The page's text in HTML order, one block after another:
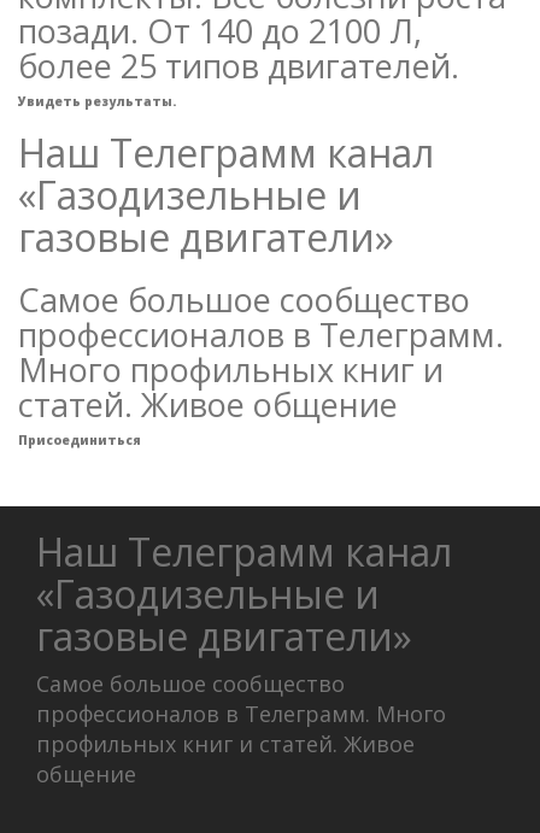
позади. От 140 до 2100 Л,
более 25 типов двигателей.
Увидеть результаты.
Наш Телеграмм канал
«Газодизельные и
газовые двигатели»
Самое большое сообщество
профессионалов в Телеграмм.
Много профильных книг и
статей. Живое общение
Присоединиться
Наш Телеграмм канал
«Газодизельные и
газовые двигатели»
Самое большое сообщество
профессионалов в Телеграмм. Много
профильных книг и статей. Живое
общение